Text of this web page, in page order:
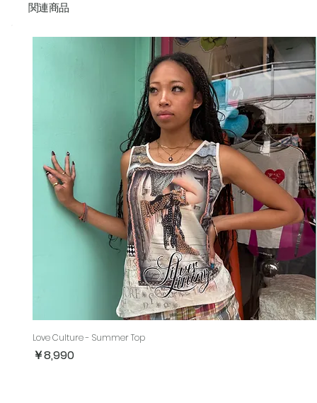
関連商品
Love Culture - Summer Top
価格
￥8,990